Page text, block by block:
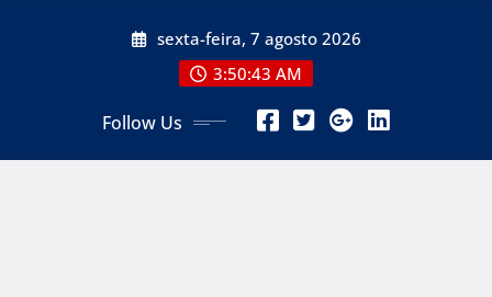
sexta-feira, 7 agosto 2026
3:50:45 AM
Follow Us